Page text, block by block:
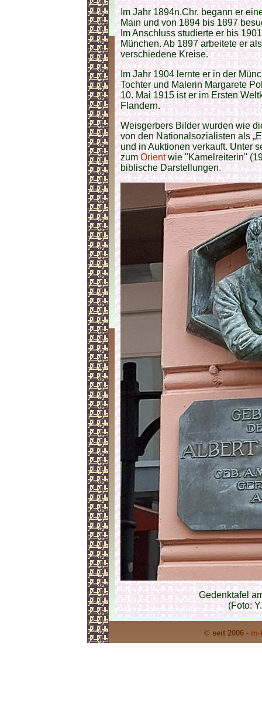
Im Jahr 1894n.Chr. begann er
Main und von 1894 bis 1897
Im Anschluss studierte er bis
München. Ab 1897 arbeitete er
verschiedene Kreise.
Im Jahr 1904 lernte er in der
Tochter und Malerin Margarete
10. Mai 1915 ist er im Ersten
Flandern.
Weisgerbers Bilder wurden wie
von den Nationalsozialisten als
und in Auktionen verkauft. Unter
zumOrientwie "Kamelreiterin"
biblische Darstellungen.
Gedenktafel
(Foto:
© seit 2006 -